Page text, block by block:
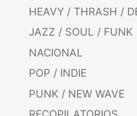
HEAVY / THRASH /
JAZZ / SOUL / FUNK
NACIONAL
POP / INDIE
PUNK / NEW WAVE